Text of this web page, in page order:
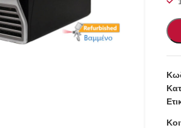
κλικ για μεγέθυνση